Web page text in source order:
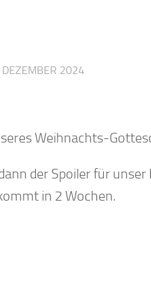
DEZEMBER 2024
Weihnachts-
der Spoiler für unser
in 2 Wochen.